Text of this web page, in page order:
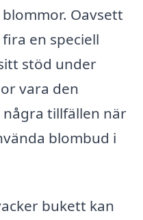
Oavsett
en speciell
stöd under
vara den
tillfällen när
blombud i
bukett kan